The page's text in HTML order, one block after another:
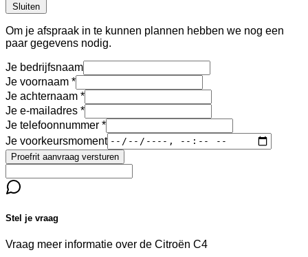
Sluiten
Om je afspraak in te kunnen plannen hebben we nog een
paar gegevens nodig.
Je bedrijfsnaam
Je voornaam
Je achternaam
Je e-mailadres
Je telefoonnummer
Je voorkeursmoment
Proefrit aanvraag versturen
Stel je vraag
Vraag meer informatie over de Citroën C4